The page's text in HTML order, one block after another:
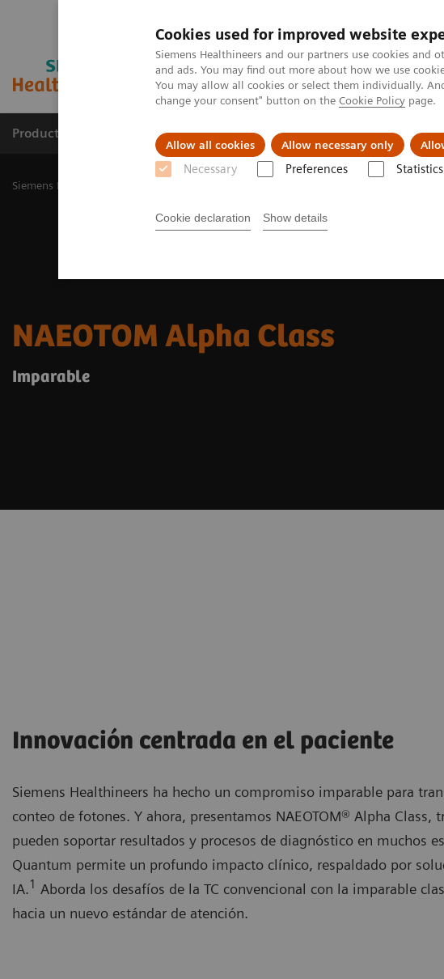
Cookies used for improved website
Siemens Healthineers and our partners use cookies and
and ads. You may find out more about how we use
You may allow all cookies or select them individually.
change your consent" button on the Cookie Policy page.
Allow all cookies Allow necessary only
Necessary Preferences Statistics
Cookie declaration Show details
Productos y servicios Especialidades Clínicas
Siemens Healthineers Latinoamérica
NAEOTOM Alpha Class
Imparable
Innovación centrada en el paciente
Siemens Healthineers ha hecho un compromiso imparable para
conteo de fotones. Y ahora, presentamos NAEOTOM® Alpha Class,
pueden soportar resultados y procesos de diagnóstico en muchos
Quantum permite un profundo impacto clínico, respaldado por
IA.1 Aborda los desafíos de la TC convencional con la imparable
hacia un nuevo estándar de atención.